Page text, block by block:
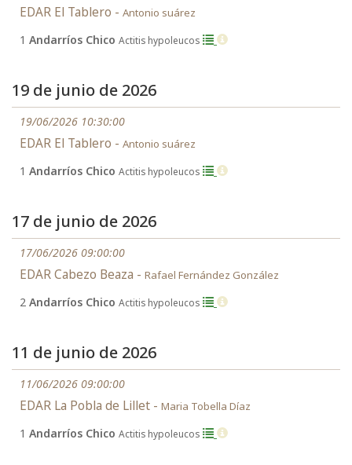
EDAR El Tablero - Antonio suárez
1 Andarríos Chico Actitis hypoleucos
19 de junio de 2026
19/06/2026 10:30:00
EDAR El Tablero - Antonio suárez
1 Andarríos Chico Actitis hypoleucos
17 de junio de 2026
17/06/2026 09:00:00
EDAR Cabezo Beaza - Rafael Fernández González
2 Andarríos Chico Actitis hypoleucos
11 de junio de 2026
11/06/2026 09:00:00
EDAR La Pobla de Lillet - Maria Tobella Díaz
1 Andarríos Chico Actitis hypoleucos